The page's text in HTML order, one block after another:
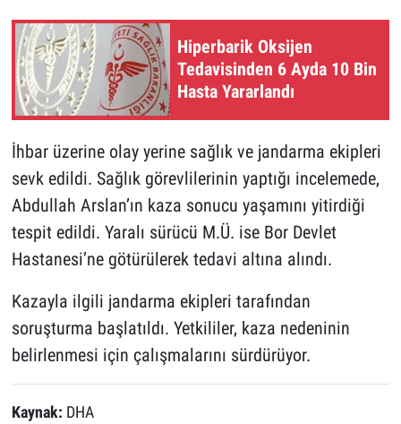
Hiperbarik Oksijen
Tedavisinden 6 Ayda 10 Bin
Hasta Yararlandı
İhbar üzerine olay yerine sağlık ve jandarma ekipleri
sevk edildi. Sağlık görevlilerinin yaptığı incelemede,
Abdullah Arslan’ın kaza sonucu yaşamını yitirdiği
tespit edildi. Yaralı sürücü M.Ü. ise Bor Devlet
Hastanesi’ne götürülerek tedavi altına alındı.
Kazayla ilgili jandarma ekipleri tarafından
soruşturma başlatıldı. Yetkililer, kaza nedeninin
belirlenmesi için çalışmalarını sürdürüyor.
Kaynak: DHA